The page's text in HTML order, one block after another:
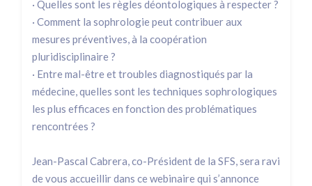
· Quelles sont les règles déontologiques à respecter ?
· Comment la sophrologie peut contribuer aux
mesures préventives, à la coopération
pluridisciplinaire ?
· Entre mal-être et troubles diagnostiqués par la
médecine, quelles sont les techniques sophrologiques
les plus efficaces en fonction des problématiques
rencontrées ?
Jean-Pascal Cabrera, co-Président de la SFS, sera ravi
de vous accueillir dans ce webinaire qui s’annonce